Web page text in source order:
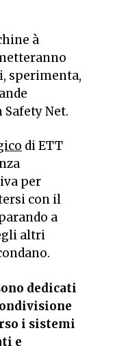
à
sperimenta,
Net.
di ETT
per
con il
a
altri
dedicati
i sistemi
e